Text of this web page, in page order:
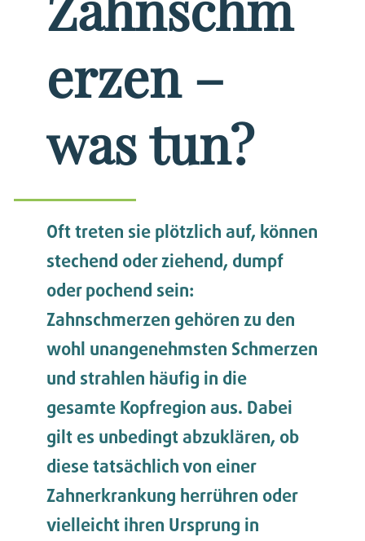
Zahnschm
erzen –
was tun?
Oft treten sie plötzlich auf, können
stechend oder ziehend, dumpf
oder pochend sein:
Zahnschmerzen gehören zu den
wohl unangenehmsten Schmerzen
und strahlen häufig in die
gesamte Kopfregion aus. Dabei
gilt es unbedingt abzuklären, ob
diese tatsächlich von einer
Zahnerkrankung herrühren oder
vielleicht ihren Ursprung in